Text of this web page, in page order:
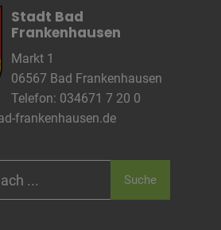
Stadt Bad
Frankenhausen
Markt 1
06567 Bad Frankenhausen
Telefon: 034671 7 20 0
frankenhausen.de
Suche
Tracking